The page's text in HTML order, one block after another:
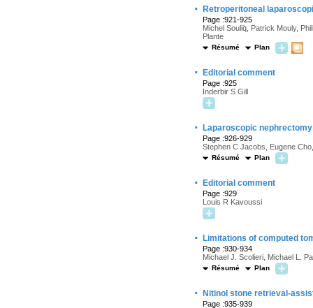
· Retroperitoneal
Page :921-925
Michel Souliq̀, Patrick Mouly,
Plante
Résumé Plan
· Editorial comment
Page :925
Inderbir S Gill
· Laparoscopic
Page :926-929
Stephen C Jacobs, Eugene
Résumé Plan
· Editorial comment
Page :929
Louis R Kavoussi
· Limitations of computed
Page :930-934
Michael J. Scolieri, Michael L.
Résumé Plan
· Nitinol stone retrieval-
Page :935-939